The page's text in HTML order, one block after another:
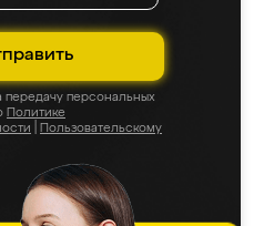
персональных
Политике
Пользовательскому